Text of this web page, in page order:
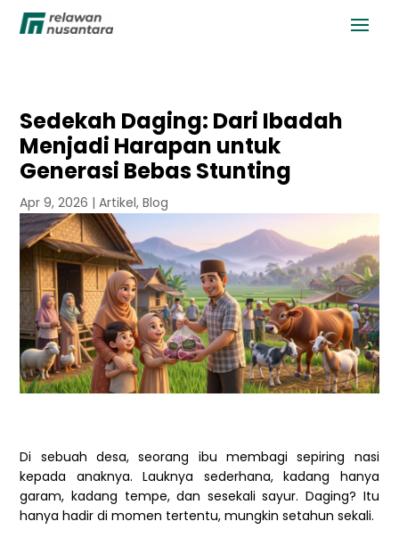
Sedekah Daging: Dari Ibadah
Menjadi Harapan untuk
Generasi Bebas Stunting
Apr 9, 2026 |Artikel,Blog
Di sebuah desa, seorang ibu membagi sepiring nasi
kepada anaknya. Lauknya sederhana, kadang hanya
garam, kadang tempe, dan sesekali sayur. Daging? Itu
hanya hadir di momen tertentu, mungkin setahun sekali.